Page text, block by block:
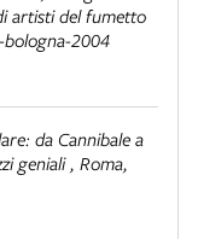
artisti del fumetto
2004
da Cannibale a
geniali, Roma,